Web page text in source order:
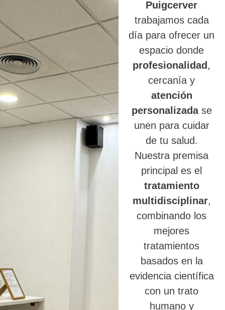
Puigcerver
trabajamos cada
día para ofrecer un
espacio donde
profesionalidad ,
cercanía y
atención
personalizadase
unen para cuidar
de tu salud.
Nuestra premisa
principal es el
tratamiento
multidisciplinar,
combinando los
mejores
tratamientos
basados en la
evidencia científica
con un trato
humano y